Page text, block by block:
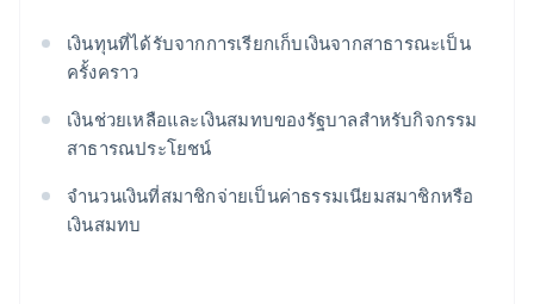
เงินทุนที่ได้รับจากการเรียกเก็บเงินจากสาธารณะเป็น
ครั้งคราว
เงินช่วยเหลือและเงินสมทบของรัฐบาลสำหรับกิจกรรม
สาธารณประโยชน์
จำนวนเงินที่สมาชิกจ่ายเป็นค่าธรรมเนียมสมาชิกหรือ
เงินสมทบ